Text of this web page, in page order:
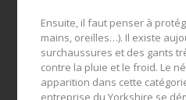
Ensuite, il faut penser à
mains, oreilles…). Il existe
surchaussures et des gants
contre la pluie et le froid. Le
apparition dans cette
entreprise du Yorkshire se